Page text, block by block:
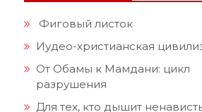
Фиговый листок
Иудео-христианская
От Обамы к Мамдани: цикл
разрушения
Для тех, кто дышит